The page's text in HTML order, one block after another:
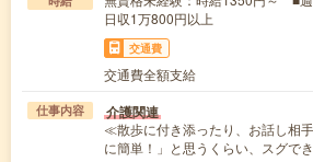
日収1万800円以上
交通費
交通費全額支給
仕事内容 介護関連
≪散歩に付き添ったり、お話し相
に簡単！」と思うくらい、スグで